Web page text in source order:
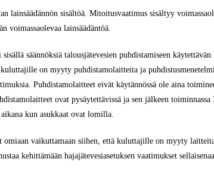
lainsäädännön sisältöä. Mitoitusvaatimus sisältyy
voimassaolevaa lainsäädäntöä.
säännöksiä talousjätevesien puhdistamiseen
on myyty puhdistamolaitteita ja
Puhdistamolaitteet eivät käytännössä ole aina
ovat pysäytettävissä ja sen jälkeen
kun asukkaat ovat lomilla.
omiaan vaikuttamaan siihen, että kuluttajille on myyty
kehittämään hajajätevesiasetuksen vaatimukset